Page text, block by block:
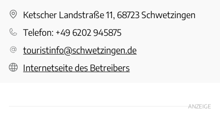
Ketscher Landstraße 11, 68723 Schwetzingen
Telefon: +49 6202 945875
touristinfo@schwetzingen.de
Internetseite des Betreibers
ANZEIGE